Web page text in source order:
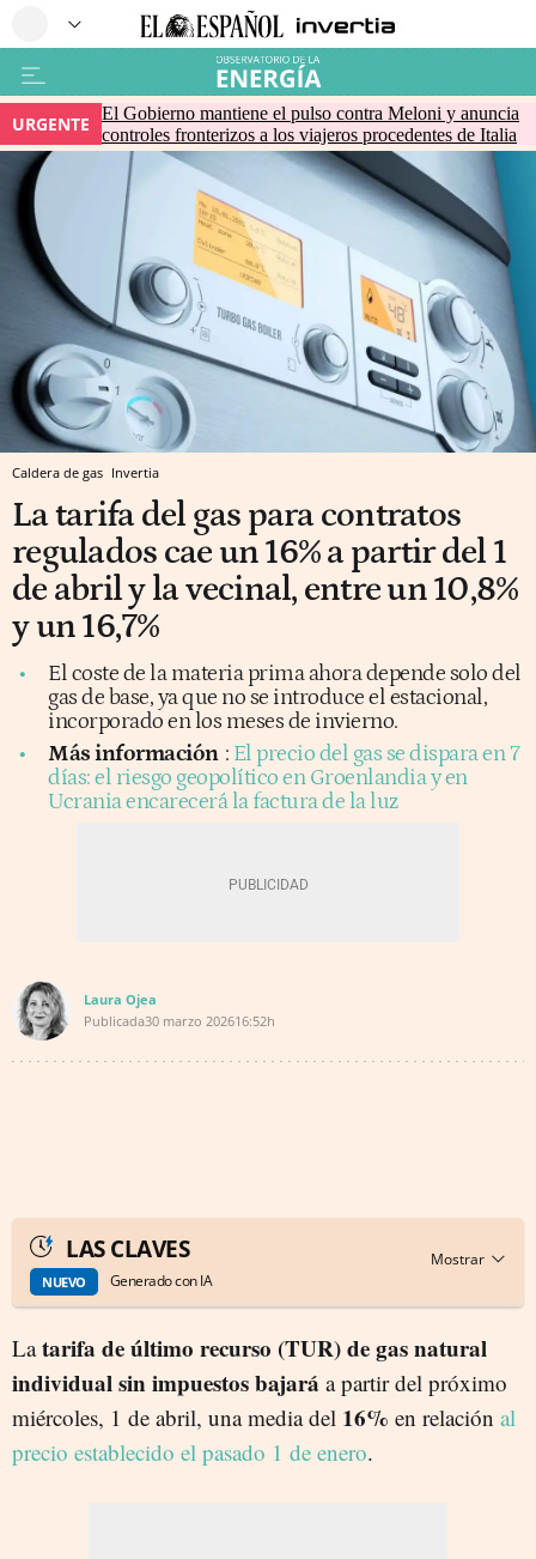
URGENTE
El Gobierno mantiene el pulso contra Meloni y anuncia
controles fronterizos a los viajeros procedentes de Italia
Caldera de gas Invertia
La tarifa del gas para contratos
regulados cae un 16% a partir del 1
de abril y la vecinal, entre un 10,8%
y un 16,7%
El coste de la materia prima ahora depende solo del
gas de base, ya que no se introduce el estacional,
incorporado en los meses de invierno.
Más información : El precio del gas se dispara en 7
días: el riesgo geopolítico en Groenlandia y en
Ucrania encarecerá la factura de la luz
Laura Ojea
Publicada30 marzo 202616:52h
LAS CLAVES
NUEVO Generado con IA
Latarifa de último recurso (TUR) de gas natural
individualsin impuestosbajará a partir del próximo
miércoles, 1 de abril, una media del 16% en relación al
precio establecido el pasado 1 de enero.